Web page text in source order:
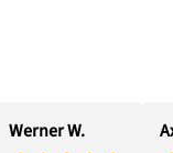
Werner W.